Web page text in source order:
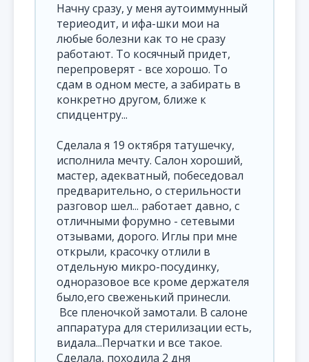
Начну сразу, у меня аутоиммунный
териеодит, и ифа-шки мои на
любые болезни как то не сразу
работают. То косячный придет,
перепроверят - все хорошо. То
сдам в одном месте, а забирать в
конкретно другом, ближе к
спидцентру...
Сделала я 19 октября татушечку,
исполнила мечту. Салон хороший,
мастер, адекватный, побеседовал
предварительно, о стерильности
разговор шел... работает давно, с
отличными форумно - сетевыми
отзывами, дорого. Иглы при мне
открыли, красочку отлили в
отдельную микро-посудинку,
одноразовое все кроме держателя
было,его свеженький принесли.
Все пленочкой замотали. В салоне
аппаратура для стерилизации есть,
видала...Перчатки и все такое.
Сделала, походила 2 дня